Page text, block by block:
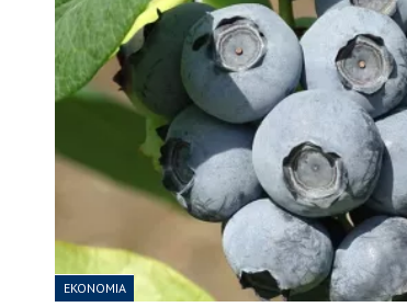
EKONOMIA